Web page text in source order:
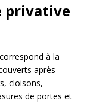
privative
à la
après
cloisons,
de portes et